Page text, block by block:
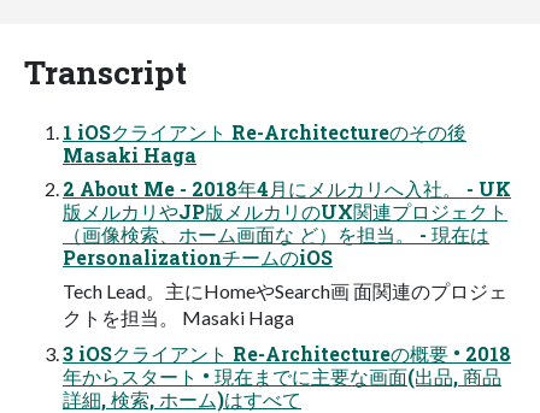
Transcript
1 iOSクライアント Re-Architectureのその後
Masaki Haga
2 About Me - 2018年4月にメルカリへ入社。 - UK
版メルカリやJP版メルカリのUX関連プロジェクト
（画像検索、ホーム画面な ど）を担当。 - 現在は
PersonalizationチームのiOS
Tech Lead。主にHomeやSearch画 面関連のプロジェ
クトを担当。 Masaki Haga
3 iOSクライアント Re-Architectureの概要 • 2018
年からスタート • 現在までに主要な画面(出品, 商品
詳細, 検索, ホーム)はすべて